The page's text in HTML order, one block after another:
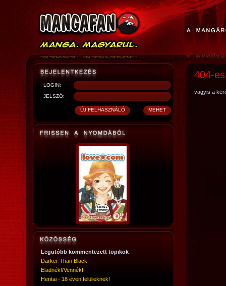
LOGIN:
JELSZÓ:
Legutóbb kommentezett topikok
Darker Than Black
Eladnék!/Vennék!
Hentai - 18 éven felülieknek!
404-
vagyis a